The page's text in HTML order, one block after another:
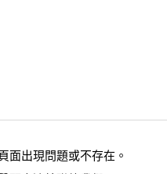
面出現問題或不存在。